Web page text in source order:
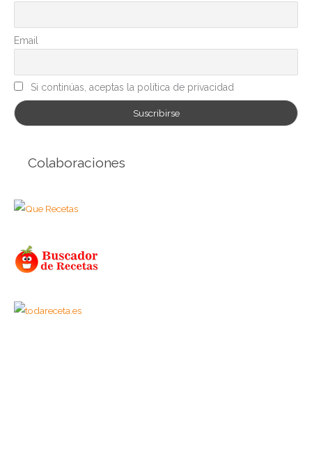
a
s
Email
Si continúas, aceptas la política de privacidad
Colaboraciones